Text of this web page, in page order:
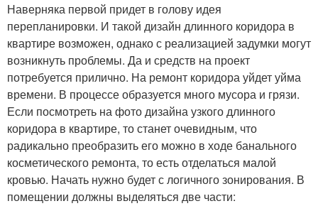
Наверняка первой придет в голову идея
перепланировки. И такой дизайн длинного коридора в
квартире возможен, однако с реализацией задумки могут
возникнуть проблемы. Да и средств на проект
потребуется прилично. На ремонт коридора уйдет уйма
времени. В процессе образуется много мусора и грязи.
Если посмотреть на фото дизайна узкого длинного
коридора в квартире, то станет очевидным, что
радикально преобразить его можно в ходе банального
косметического ремонта, то есть отделаться малой
кровью. Начать нужно будет с логичного зонирования. В
помещении должны выделяться две части: